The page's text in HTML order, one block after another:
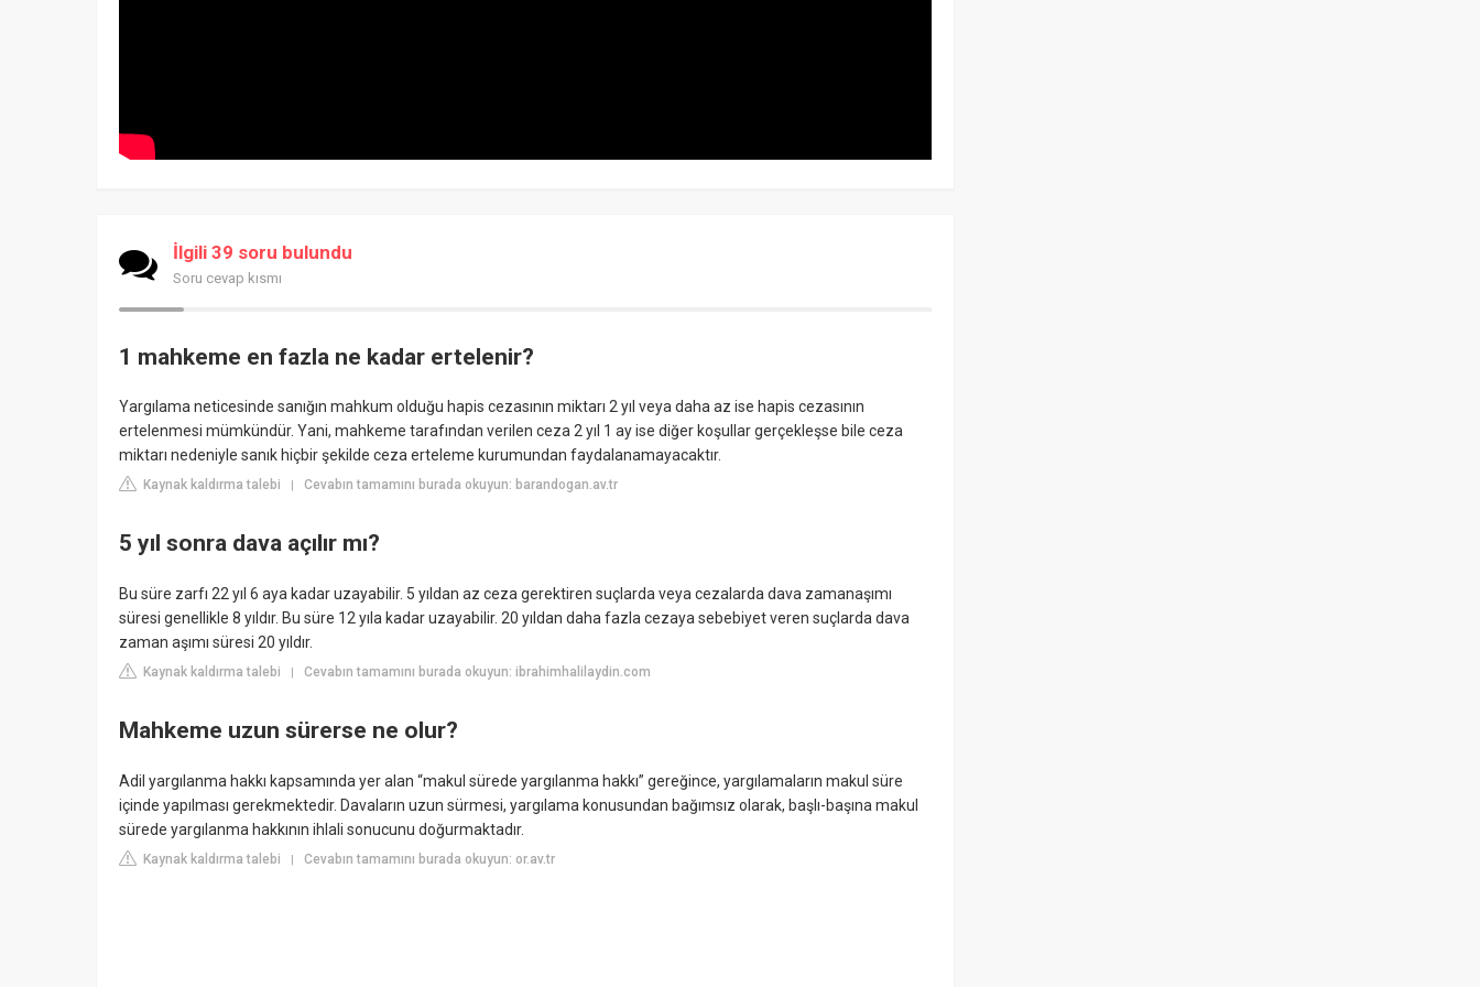
İlgili 39 soru bulundu
Soru cevap kısmı
1 mahkeme en fazla ne kadar ertelenir?
Yargılama neticesinde sanığın mahkum olduğu hapis cezasının miktarı 2 yıl veya daha az ise hapis cezasının
ertelenmesi mümkündür. Yani, mahkeme tarafından verilen ceza 2 yıl 1 ay ise diğer koşullar gerçekleşse bile ceza
miktarı nedeniyle sanık hiçbir şekilde ceza erteleme kurumundan faydalanamayacaktır.
Kaynak kaldırma talebi | Cevabın tamamını burada okuyun: barandogan.av.tr
5 yıl sonra dava açılır mı?
Bu süre zarfı 22 yıl 6 aya kadar uzayabilir. 5 yıldan az ceza gerektiren suçlarda veya cezalarda dava zamanaşımı
süresi genellikle 8 yıldır. Bu süre 12 yıla kadar uzayabilir. 20 yıldan daha fazla cezaya sebebiyet veren suçlarda dava
zaman aşımı süresi 20 yıldır.
Kaynak kaldırma talebi | Cevabın tamamını burada okuyun: ibrahimhalilaydin.com
Mahkeme uzun sürerse ne olur?
Adil yargılanma hakkı kapsamında yer alan “makul sürede yargılanma hakkı” gereğince, yargılamaların makul süre
içinde yapılması gerekmektedir. Davaların uzun sürmesi, yargılama konusundan bağımsız olarak, başlı-başına makul
sürede yargılanma hakkının ihlali sonucunu doğurmaktadır.
Kaynak kaldırma talebi | Cevabın tamamını burada okuyun: or.av.tr